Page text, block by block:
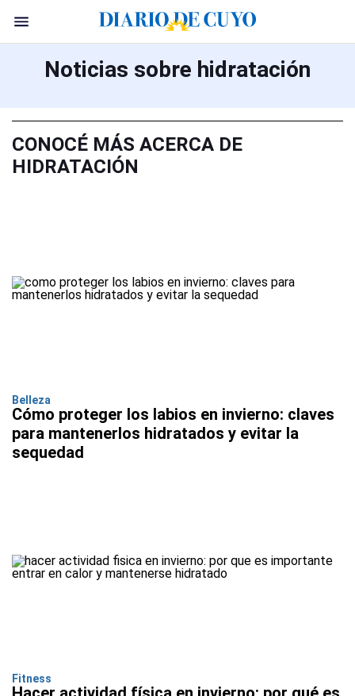
Noticias sobre hidratación
CONOCÉ MÁS ACERCA DE
HIDRATACIÓN
Belleza
Cómo proteger los labios en invierno: claves
para mantenerlos hidratados y evitar la
sequedad
Fitness